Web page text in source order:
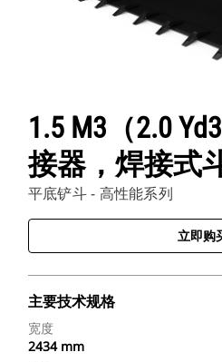
1.5 M3（2.0
接器，焊接式
平底铲斗 - 高性能系列
立即购
主要技术规格
宽度
2434 mm